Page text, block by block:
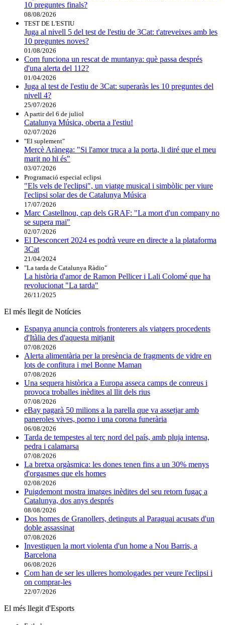
10 preguntes finals?
08/08/2026
TEST DE L'ESTIU
Juga al nivell 5 del test de l'estiu de 3Cat: t'atreveixes amb les
10 preguntes noves?
01/08/2026
Com funciona un rescat de muntanya: què passa després
d'una alerta del 112?
01/04/2026
Juga al test de l'estiu de 3Cat: superaràs les 10 preguntes del
nivell 4?
25/07/2026
A partir del 6 de juliol
Catalunya Música, oberta a l'estiu!
02/07/2026
"El suplement"
Mercè Arànega: "Si l'amor truca a la porta, li diré que el meu
marit no hi és"
03/07/2026
Programació especial eclipsi
"Els vels de l'eclipsi", un viatge musical i simbòlic per viure
l'eclipsi solar des de Catalunya Música
17/07/2026
Marc Castellnou, cap dels GRAF: "La mort d'un company no
se supera mai"
02/07/2026
El Desconcert 2024 es podrà veure en directe a la plataforma
3Cat
21/04/2024
"La tarda de Catalunya Ràdio"
La història d'amor de Ramon Pellicer i Lali Colomé que ha
revolucionat "La tarda"
26/11/2025
El més llegit de Notícies
Espanya anuncia controls fronterers als viatgers procedents
d'Itàlia des d'aquesta mitjanit
07/08/2026
Alerta alimentària per la presència de fragments de vidre en
lots de confitura i mel Bonne Maman
07/08/2026
Una sequera històrica a Europa asseca camps de conreus i
provoca troballes inèdites al llit dels rius
07/08/2026
eBay pagarà 50 milions a la parella que va assetjar amb
paneroles vives, porno i una corona funerària
06/08/2026
Tarda de tempestes al terç nord del país, amb pluja intensa,
pedra i calamarsa
07/08/2026
La bretxa orgàsmica: les dones tenen fins a un 30% menys
d'orgasmes que els homes
02/08/2026
Puigdemont mostra imatges inèdites del seu retorn fugaç a
Catalunya, dos anys després
08/08/2026
Dos homes de Granollers, detinguts al Paraguai acusats d'un
doble assassinat
07/08/2026
Investiguen la mort violenta d'un home a Nou Barris, a
Barcelona
06/08/2026
Com han de ser les ulleres homologades per veure l'eclipsi i
on comprar-les
22/07/2026
El més llegit d'Esports